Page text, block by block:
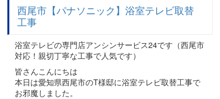
西尾市【パナソニック】浴室テレビ取替
工事
浴室テレビの専門店アンシンサービス24です（西尾市
対応！親切丁寧な工事で人気です）
皆さんこんにちは
本日は愛知県西尾市のT様邸に浴室テレビ取替工事で
お邪魔しました。